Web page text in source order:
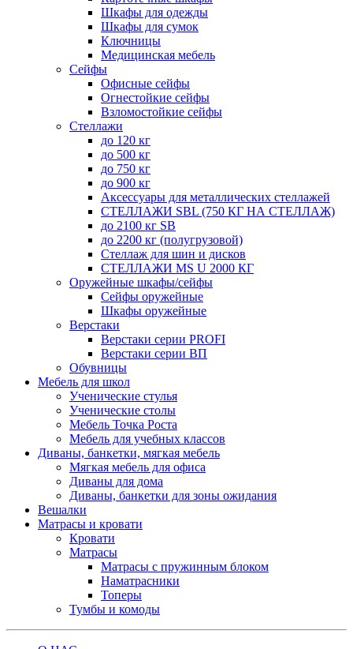
Шкафы для одежды
Шкафы для сумок
Ключницы
Медицинская мебель
Сейфы
Офисные сейфы
Огнестойкие сейфы
Взломостойкие сейфы
Стеллажи
до 120 кг
до 500 кг
до 750 кг
до 900 кг
Аксессуары для металлических стеллажей
СТЕЛЛАЖИ SBL (750 КГ НА СТЕЛЛАЖ)
до 2100 кг SB
до 2200 кг (полугрузовой)
Стеллаж для шин и дисков
СТЕЛЛАЖИ MS U 2000 КГ
Оружейные шкафы/сейфы
Сейфы оружейные
Шкафы оружейные
Верстаки
Верстаки серии PROFI
Верстаки серии ВП
Обувницы
Мебель для школ
Ученические стулья
Ученические столы
Мебель Точка Роста
Мебель для учебных классов
Диваны, банкетки, мягкая мебель
Мягкая мебель для офиса
Диваны для дома
Диваны, банкетки для зоны ожидания
Вешалки
Матрасы и кровати
Кровати
Матрасы
Матрасы с пружинным блоком
Наматрасники
Топеры
Тумбы и комоды